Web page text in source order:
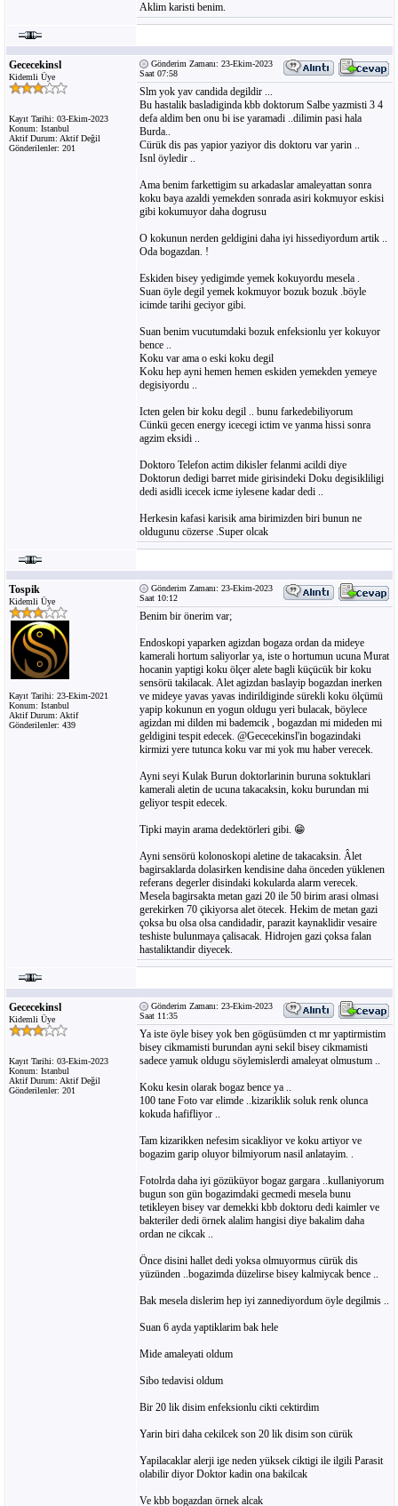
Aklim karisti benim.
Gececekinsl
Kidemli Üye
Kayıt Tarihi: 03-Ekim-2023
Konum: Istanbul
Aktif Durum: Aktif Değil
Gönderilenler: 201
Gönderim Zamanı: 23-Ekim-2023
Saat 07:58
Slm yok yav candida degildir ...
Bu hastalik basladiginda kbb doktorum Salbe yazmisti 3 4
defa aldim ben onu bi ise yaramadi ..dilimin pasi hala
Burda..
Cürük dis pas yapior yaziyor dis doktoru var yarin ..
Isnl öyledir ..
Ama benim farkettigim su arkadaslar amaleyattan sonra
koku baya azaldi yemekden sonrada asiri kokmuyor eskisi
gibi kokumuyor daha dogrusu
O kokunun nerden geldigini daha iyi hissediyordum artik ..
Oda bogazdan. !
Eskiden bisey yedigimde yemek kokuyordu mesela .
Suan öyle degil yemek kokmuyor bozuk bozuk .böyle
icimde tarihi geciyor gibi.
Suan benim vucutumdaki bozuk enfeksionlu yer kokuyor
bence ..
Koku var ama o eski koku degil
Koku hep ayni hemen hemen eskiden yemekden yemeye
degisiyordu ..
Icten gelen bir koku degil .. bunu farkedebiliyorum
Cünkü gecen energy icecegi ictim ve yanma hissi sonra
agzim eksidi ..
Doktoro Telefon actim dikisler felanmi acildi diye
Doktorun dedigi barret mide girisindeki Doku degisikliligi
dedi asidli icecek icme iylesene kadar dedi ..
Herkesin kafasi karisik ama birimizden biri bunun ne
oldugunu cözerse .Super olcak
Tospik
Kidemli Üye
Kayıt Tarihi: 23-Ekim-2021
Konum: Istanbul
Aktif Durum: Aktif
Gönderilenler: 439
Gönderim Zamanı: 23-Ekim-2023
Saat 10:12
Benim bir önerim var;
Endoskopi yaparken agizdan bogaza ordan da mideye
kamerali hortum saliyorlar ya, iste o hortumun ucuna Murat
hocanin yaptigi koku ölçer alete bagli küçücük bir koku
sensörü takilacak. Alet agizdan baslayip bogazdan inerken
ve mideye yavas yavas indirildiginde sürekli koku ölçümü
yapip kokunun en yogun oldugu yeri bulacak, böylece
agizdan mi dilden mi bademcik , bogazdan mi mideden mi
geldigini tespit edecek. @Gececekinsl'in bogazindaki
kirmizi yere tutunca koku var mi yok mu haber verecek.
Ayni seyi Kulak Burun doktorlarinin buruna soktuklari
kamerali aletin de ucuna takacaksin, koku burundan mi
geliyor tespit edecek.
Tipki mayin arama dedektörleri gibi. 😁
Ayni sensörü kolonoskopi aletine de takacaksin. Âlet
bagirsaklarda dolasirken kendisine daha önceden yüklenen
referans degerler disindaki kokularda alarm verecek.
Mesela bagirsakta metan gazi 20 ile 50 birim arasi olmasi
gerekirken 70 çikiyorsa alet ötecek. Hekim de metan gazi
çoksa bu olsa olsa candidadir, parazit kaynaklidir vesaire
teshiste bulunmaya çalisacak. Hidrojen gazi çoksa falan
hastaliktandir diyecek.
Gececekinsl
Kidemli Üye
Kayıt Tarihi: 03-Ekim-2023
Konum: Istanbul
Aktif Durum: Aktif Değil
Gönderilenler: 201
Gönderim Zamanı: 23-Ekim-2023
Saat 11:35
Ya iste öyle bisey yok ben gögüsümden ct mr yaptirmistim
bisey cikmamisti burundan ayni sekil bisey cikmamisti
sadece yamuk oldugu söylemislerdi amaleyat olmustum ..
Koku kesin olarak bogaz bence ya ..
100 tane Foto var elimde ..kizariklik soluk renk olunca
kokuda hafifliyor ..
Tam kizarikken nefesim sicakliyor ve koku artiyor ve
bogazim garip oluyor bilmiyorum nasil anlatayim. .
Fotolrda daha iyi gözüküyor bogaz gargara ..kullaniyorum
bugun son gün bogazimdaki gecmedi mesela bunu
tetikleyen bisey var demekki kbb doktoru dedi kaimler ve
bakteriler dedi örnek alalim hangisi diye bakalim daha
ordan ne cikcak ..
Önce disini hallet dedi yoksa olmuyormus cürük dis
yüzünden ..bogazimda düzelirse bisey kalmiycak bence ..
Bak mesela dislerim hep iyi zannediyordum öyle degilmis ..
Suan 6 ayda yaptiklarim bak hele
Mide amaleyati oldum
Sibo tedavisi oldum
Bir 20 lik disim enfeksionlu cikti cektirdim
Yarin biri daha cekilcek son 20 lik disim son cürük
Yapilacaklar alerji ige neden yüksek ciktigi ile ilgili Parasit
olabilir diyor Doktor kadin ona bakilcak
Ve kbb bogazdan örnek alcak